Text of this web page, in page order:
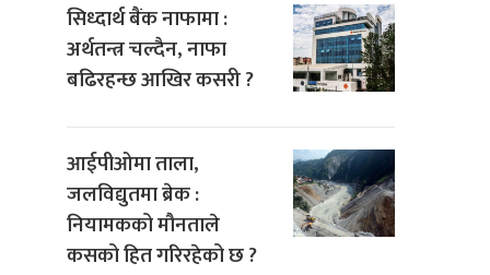
सिध्दार्थ बैंक नाफामा :
अर्थतन्त्र चल्दैन, नाफा
बढिरहन्छ आखिर कसरी ?
आईपीओमा ताला,
जलविद्युतमा ब्रेक :
नियामकको मौनताले
कसको हित गरिरहेको छ ?